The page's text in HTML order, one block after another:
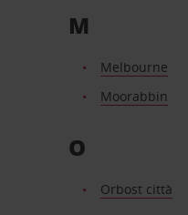
M
Melbourne
Moorabbin
O
Orbost città